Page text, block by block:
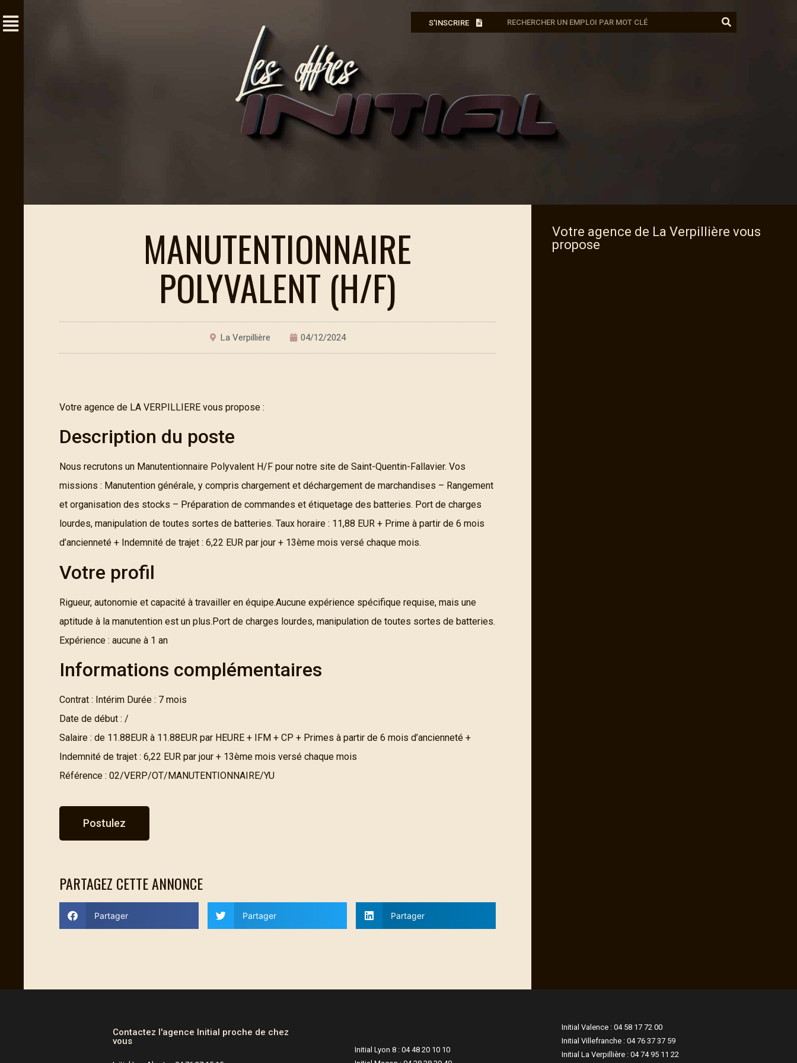
S'INSCRIRE
MANUTENTIONNAIRE
POLYVALENT (H/F)
La Verpillière 04/12/2024
Votre agence de LA VERPILLIERE vous propose :
Description du poste
Nous recrutons un Manutentionnaire Polyvalent H/F pour notre site de Saint-Quentin-Fallavier. Vos
missions : Manutention générale, y compris chargement et déchargement de marchandises – Rangement
et organisation des stocks – Préparation de commandes et étiquetage des batteries. Port de charges
lourdes, manipulation de toutes sortes de batteries. Taux horaire : 11,88 EUR + Prime à partir de 6 mois
d’ancienneté + Indemnité de trajet : 6,22 EUR par jour + 13ème mois versé chaque mois.
Votre profil
Rigueur, autonomie et capacité à travailler en équipe.Aucune expérience spécifique requise, mais une
aptitude à la manutention est un plus.Port de charges lourdes, manipulation de toutes sortes de batteries.
Expérience : aucune à 1 an
Informations complémentaires
Contrat : Intérim Durée : 7 mois
Date de début : /
Salaire : de 11.88EUR à 11.88EUR par HEURE + IFM + CP + Primes à partir de 6 mois d’ancienneté +
Indemnité de trajet : 6,22 EUR par jour + 13ème mois versé chaque mois
Référence : 02/VERP/OT/MANUTENTIONNAIRE/YU
Postulez
PARTAGEZ CETTE ANNONCE
Partager Partager Partager
Votre agence de La Verpillière vous
propose
Contactez l'agence Initial proche de chez
vous
Initial Lyon 8 : 04 48 20 10 10
Initial Valence : 04 58 17 72 00
Initial Villefranche : 04 76 37 37 59
Initial La Verpillière : 04 74 95 11 22